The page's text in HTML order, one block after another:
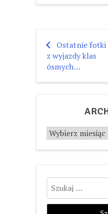
Nawigacja
wpisu
Ostatnie fotki
z wyjazdy klas
ósmych…
Archiwum
Szukaj: